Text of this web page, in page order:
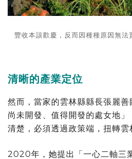
豐收本該歡慶，反而因種種原因無法
清晰的產業定位
然而，當家的雲林縣縣長張麗
尚未開發、值得開發的處女地
清楚，必須透過政策端，扭轉雲
2020年，她提出「一心二軸三